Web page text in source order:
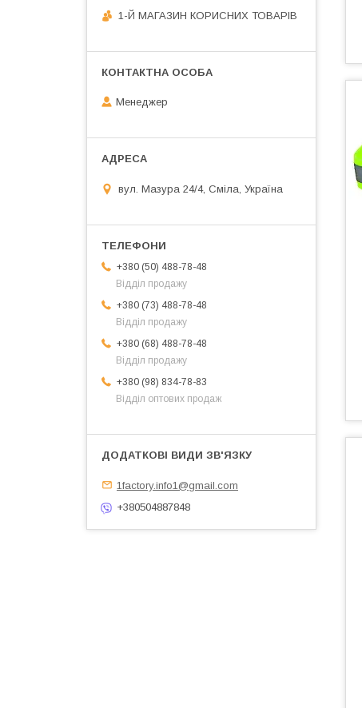
1-Й МАГАЗИН КОРИСНИХ ТОВАРІВ
Менеджер
вул. Мазура 24/4, Сміла, Україна
+380 (50) 488-78-48
Відділ продажу
+380 (73) 488-78-48
Відділ продажу
+380 (68) 488-78-48
Відділ продажу
+380 (98) 834-78-83
Відділ оптових продаж
1factory.info1@gmail.com
+380504887848